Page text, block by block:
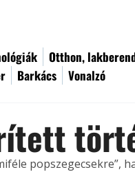
Otthon,
Barkács Vonalzó
popszegecsekre”,